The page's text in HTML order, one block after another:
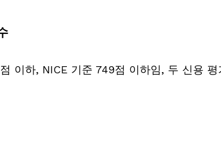
이하, NICE 기준 749점 이하임, 두 신용 평